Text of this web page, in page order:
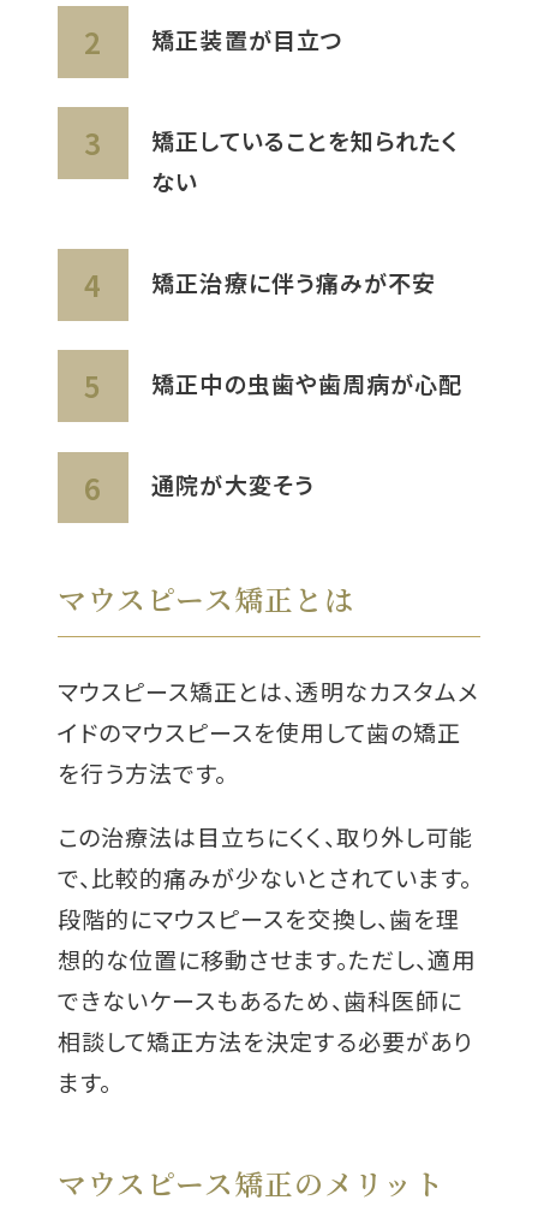
矯正装置が目立つ
矯正していることを知られたく
ない
矯正治療に伴う痛みが不安
矯正中の虫歯や歯周病が心配
通院が大変そう
マウスピース矯正とは
マウスピース矯正とは、透明なカスタムメ
イドのマウスピースを使用して歯の矯正
を行う方法です。
この治療法は目立ちにくく、取り外し可能
で、比較的痛みが少ないとされています。
段階的にマウスピースを交換し、歯を理
想的な位置に移動させます。ただし、適用
できないケースもあるため、歯科医師に
相談して矯正方法を決定する必要があり
ます。
マウスピース矯正のメリット